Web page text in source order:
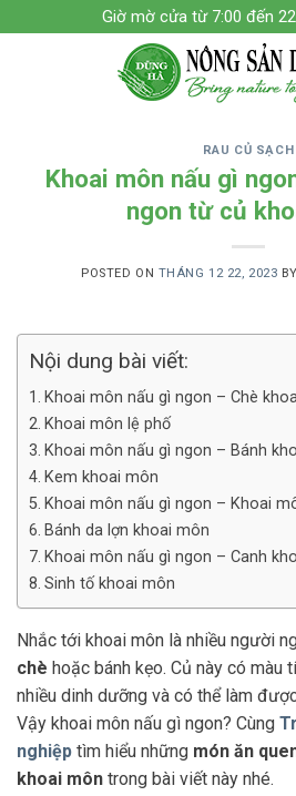
to
Giờ mờ cửa từ 7:00 đến
RAU CỦ SẠCH
Khoai môn nấu gì
ngon từ củ
POSTED ON THÁNG 12 22, 2023 BY
Nội dung bài viết:
Khoai môn nấu gì ngon – Chè
Khoai môn lệ phố
Khoai môn nấu gì ngon – Bánh
Kem khoai môn
Khoai môn nấu gì ngon – Khoai
Bánh da lợn khoai môn
Khoai môn nấu gì ngon – Canh
Sinh tố khoai môn
Nhắc tới khoai môn là nhiều người
chè hoặc bánh kẹo. Củ này có màu
nhiều dinh dưỡng và có thể làm
Vậy khoai môn nấu gì ngon? Cùng
nghiệp tìm hiểu những món ăn
khoai môn trong bài viết này nhé.